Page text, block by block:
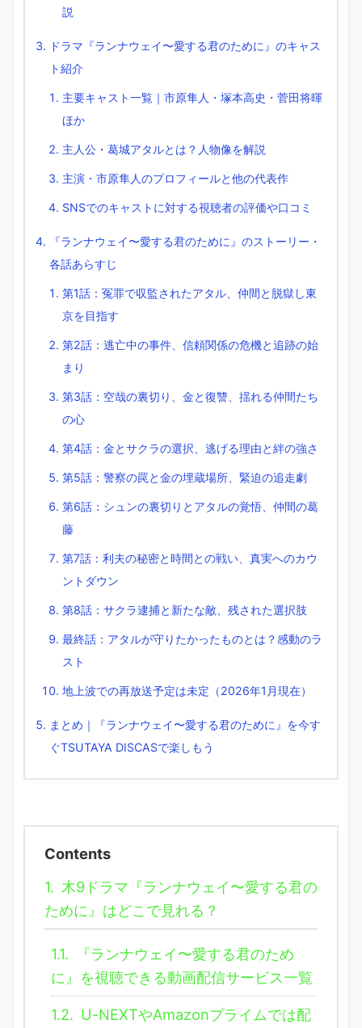
説
ドラマ『ランナウェイ〜愛する君のために』のキャス
ト紹介
主要キャスト一覧｜市原隼人・塚本高史・菅田将暉
ほか
主人公・葛城アタルとは？人物像を解説
主演・市原隼人のプロフィールと他の代表作
SNSでのキャストに対する視聴者の評価や口コミ
『ランナウェイ〜愛する君のために』のストーリー・
各話あらすじ
第1話：冤罪で収監されたアタル、仲間と脱獄し東
京を目指す
第2話：逃亡中の事件、信頼関係の危機と追跡の始
まり
第3話：空哉の裏切り、金と復讐、揺れる仲間たち
の心
第4話：金とサクラの選択、逃げる理由と絆の強さ
第5話：警察の罠と金の埋蔵場所、緊迫の追走劇
第6話：シュンの裏切りとアタルの覚悟、仲間の葛
藤
第7話：利夫の秘密と時間との戦い、真実へのカウ
ントダウン
第8話：サクラ逮捕と新たな敵、残された選択肢
最終話：アタルが守りたかったものとは？感動のラ
スト
地上波での再放送予定は未定（2026年1月現在）
まとめ｜『ランナウェイ〜愛する君のために』を今す
ぐTSUTAYA DISCASで楽しもう
Contents
1. 木9ドラマ『ランナウェイ〜愛する君の
ために』はどこで見れる？
1.1.
『ランナウェイ〜愛する君のため
に』を視聴できる動画配信サービス一覧
1.2. U-NEXTやAmazonプライムでは配